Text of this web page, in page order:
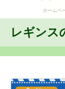
ホームペ
レギンス